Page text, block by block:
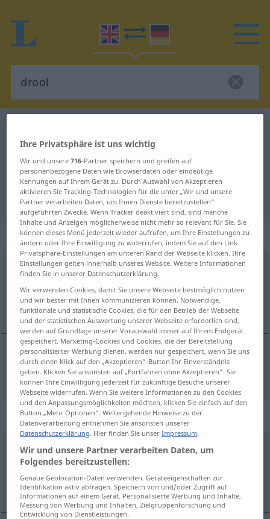
Englisch-Deutsch Übersetzung für
"drool"
"drool" Deutsch Übersetzung
„drool“: intransitive verb
drool [druːl]v/i od US DIAL
Übersicht aller Übersetzungen
(Für mehr Details die Übersetzung anklicken/antippen)
droolfür→ siehe „drivel“
„drool“: noun
drool [druːl]s US SLod BR DIAL
Übersicht aller Übersetzungen
(Für mehr Details die Übersetzung anklicken/antippen)
Ihre Privatsphäre ist uns wichtig
Wir und unsere716-Partner speichern und greifen auf
personenbezogene Daten wie Browserdaten oder eindeutige
Kennungen auf Ihrem Gerät zu. Durch Auswahl von Akzeptieren
aktivieren Sie Tracking-Technologien für die unter „Wir und unsere
Partner verarbeiten Daten, um Ihnen Dienste bereitzustellen“
aufgeführten Zwecke. Wenn Tracker deaktiviert sind, sind manche
Inhalte und Anzeigen möglicherweise nicht mehr so relevant für Sie. Sie
können dieses Menü jederzeit wieder aufrufen, um Ihre Einstellungen zu
ändern oder Ihre Einwilligung zu widerrufen, indem Sie auf den Link
Privatsphäre-Einstellungen am unteren Rand der Webseite klicken. Ihre
Einstellungen gelten innerhalb unseres Website. Weitere Informationen
finden Sie in unserer Datenschutzerklärung.
Wir verwenden Cookies, damit Sie unsere Webseite bestmöglich nutzen
und wir besser mit Ihnen kommunizieren können. Notwendige,
funktionale und statistische Cookies, die für den Betrieb der Webseite
und der statistischen Auswertung unserer Webseite erforderlich sind,
werden auf Grundlage unserer Vorauswahl immer auf Ihrem Endgerät
gespeichert. Marketing-Cookies und Cookies, die der Bereitstellung
personalisierter Werbung dienen, werden nur gespeichert, wenn Sie uns
durch einen Klick auf den „Akzeptieren“-Button Ihr Einverständnis
geben. Klicken Sie ansonsten auf „Fortfahren ohne Akzeptieren“. Sie
können Ihre Einwilligung jederzeit für zukünftige Besuche unserer
Webseite widerrufen. Wenn Sie weitere Informationen zu den Cookies
und den Anpassungsmöglichkeiten möchten, klicken Sie einfach auf den
Button „Mehr Optionen“. Weitergehende Hinweise zu der
Datenverarbeitung entnehmen Sie ansonsten unserer
Datenschutzerklärung. Hier finden Sie unserImpressum.
Wir und unsere Partner verarbeiten Daten, um
Folgendes bereitzustellen:
Genaue Geolocation-Daten verwenden. Geräteeigenschaften zur
Identifikation aktiv abfragen. Speichern von und/oder Zugriff auf
Informationen auf einem Gerät. Personalisierte Werbung und Inhalte,
Messung von Werbung und Inhalten, Zielgruppenforschung und
Entwicklung von Dienstleistungen.